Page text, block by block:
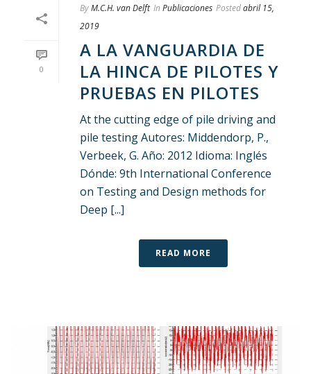
0
ByM.C.H. van Delft In Publicaciones Postedabril 15,
2019
A LA VANGUARDIA DE
LA HINCA DE PILOTES Y
PRUEBAS EN PILOTES
At the cutting edge of pile driving and
pile testing Autores: Middendorp, P.,
Verbeek, G. Año: 2012 Idioma: Inglés
Dónde: 9th International Conference
on Testing and Design methods for
Deep [...]
READ MORE